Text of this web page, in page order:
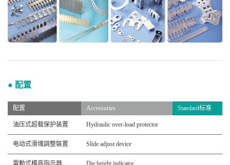
● 配置
配置 Accessories Standard标准
油压式超载保护装置 Hydraulic over-load protector
电动式滑塊調整裝置 Slide adjust device
電動式模高指示器 Die height indicator